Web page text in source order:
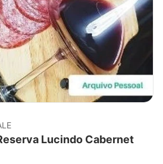
Lucindo Cabernet